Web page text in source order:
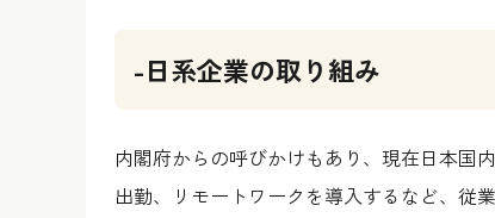
-日系企業の取り組み
内閣府からの呼びかけもあり、現在日本国
出勤、リモートワークを導入するなど、従